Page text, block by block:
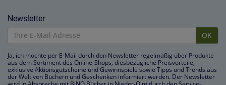
Newsletter
OK
Ja, ich möchte per E-Mail durch den Newsletter regelmäßig über Produkte
aus dem Sortiment des Online-Shops, diesbezügliche Preisvorteile,
exklusive Aktionsgutscheine und Gewinnspiele sowie Tipps und Trends aus
der Welt von Büchern und Geschenken informiert werden. Der Newsletter